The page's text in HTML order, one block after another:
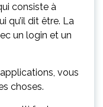
consiste à
qu’il dit être. La
un login et un
vous
choses.